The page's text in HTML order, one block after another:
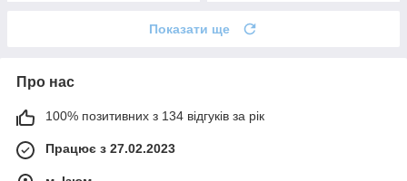
Показати ще
Про нас
100% позитивних з 134 відгуків за рік
Працює з 27.02.2023